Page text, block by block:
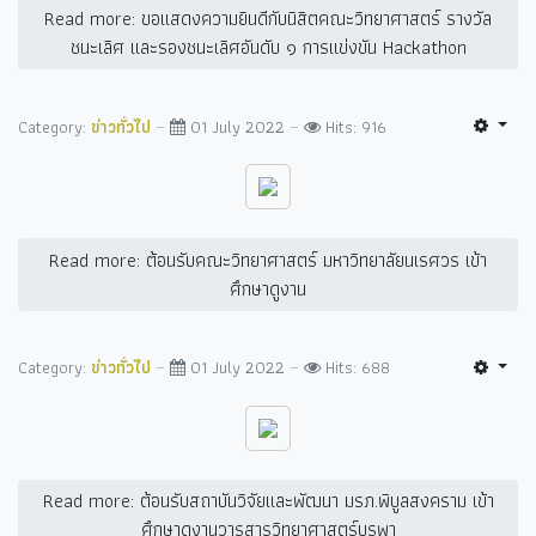
Read more: ขอแสดงความยินดีกับนิสิตคณะวิทยาศาสตร์ รางวัล
ชนะเลิศ และรองชนะเลิศอันดับ ๑ การแข่งขัน Hackathon
Category: ข่าวทั่วไป 01 July 2022 Hits: 916
Read more: ต้อนรับคณะวิทยาศาสตร์ มหาวิทยาลัยนเรศวร เข้า
ศึกษาดูงาน
Category: ข่าวทั่วไป 01 July 2022 Hits: 688
Read more: ต้อนรับสถาบันวิจัยและพัฒนา มรภ.พิบูลสงคราม เข้า
ศึกษาดูงานวารสารวิทยาศาสตร์บูรพา